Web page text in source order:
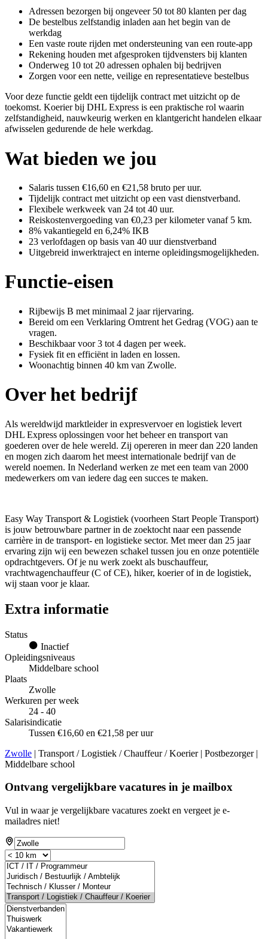
Adressen bezorgen bij ongeveer 50 tot 80 klanten per dag
De bestelbus zelfstandig inladen aan het begin van de
werkdag
Een vaste route rijden met ondersteuning van een route-app
Rekening houden met afgesproken tijdvensters bij klanten
Onderweg 10 tot 20 adressen ophalen bij bedrijven
Zorgen voor een nette, veilige en representatieve bestelbus
Voor deze functie geldt een tijdelijk contract met uitzicht op de
toekomst. Koerier bij DHL Express is een praktische rol waarin
zelfstandigheid, nauwkeurig werken en klantgericht handelen elkaar
afwisselen gedurende de hele werkdag.
Wat bieden we jou
Salaris tussen €16,60 en €21,58 bruto per uur.
Tijdelijk contract met uitzicht op een vast dienstverband.
Flexibele werkweek van 24 tot 40 uur.
Reiskostenvergoeding van €0,23 per kilometer vanaf 5 km.
8% vakantiegeld en 6,24% IKB
23 verlofdagen op basis van 40 uur dienstverband
Uitgebreid inwerktraject en interne opleidingsmogelijkheden.
Functie-eisen
Rijbewijs B met minimaal 2 jaar rijervaring.
Bereid om een Verklaring Omtrent het Gedrag (VOG) aan te
vragen.
Beschikbaar voor 3 tot 4 dagen per week.
Fysiek fit en efficiënt in laden en lossen.
Woonachtig binnen 40 km van Zwolle.
Over het bedrijf
Als wereldwijd marktleider in expresvervoer en logistiek levert
DHL Express oplossingen voor het beheer en transport van
goederen over de hele wereld. Zij opereren in meer dan 220 landen
en mogen zich daarom het meest internationale bedrijf van de
wereld noemen. In Nederland werken ze met een team van 2000
medewerkers om van iedere dag een succes te maken.
Easy Way Transport & Logistiek (voorheen Start People Transport)
is jouw betrouwbare partner in de zoektocht naar een passende
carrière in de transport- en logistieke sector. Met meer dan 25 jaar
ervaring zijn wij een bewezen schakel tussen jou en onze potentiële
opdrachtgevers. Of je nu werk zoekt als buschauffeur,
vrachtwagenchauffeur (C of CE), hiker, koerier of in de logistiek,
wij staan voor je klaar.
Extra informatie
Status
Inactief
Opleidingsniveaus
Middelbare school
Plaats
Zwolle
Werkuren per week
24 - 40
Salarisindicatie
Tussen €16,60 en €21,58 per uur
Zwolle | Transport / Logistiek / Chauffeur / Koerier | Postbezorger |
Middelbare school
Ontvang vergelijkbare vacatures in je mailbox
Vul in waar je vergelijkbare vacatures zoekt en vergeet je e-
mailadres niet!